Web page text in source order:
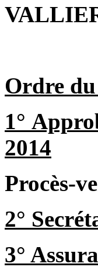
Ordre
1°
2014
Procès-
2°
3°